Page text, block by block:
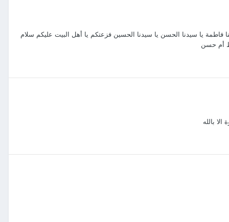
فاطمة يا سيدنا الحسن يا سيدنا الحسين فزعتكم يا أهل البيت عليكم سلام
أم حسن
بالله